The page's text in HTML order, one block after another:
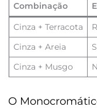
Combinação
Cinza + Terracota
Cinza + Areia
Cinza + Musgo
O